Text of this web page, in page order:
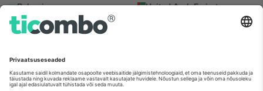
Bulgaria
Regus Sofia City West, bul
Totleben 53-55, 1606 Sofia,
United Arab Emirates
UAE Dubai Silicon Oasis, DDP
Mexico
Av Chapultepec 360, Roma